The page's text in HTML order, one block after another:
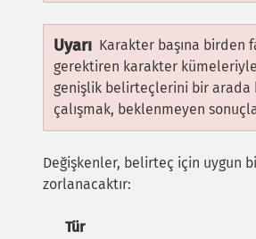
Uyarı Karakter başına birden
gerektiren karakter
genişlik belirteçlerini bir arada
çalışmak, beklenmeyen
Değişkenler, belirteç için uygun
zorlanacaktır:
Tür